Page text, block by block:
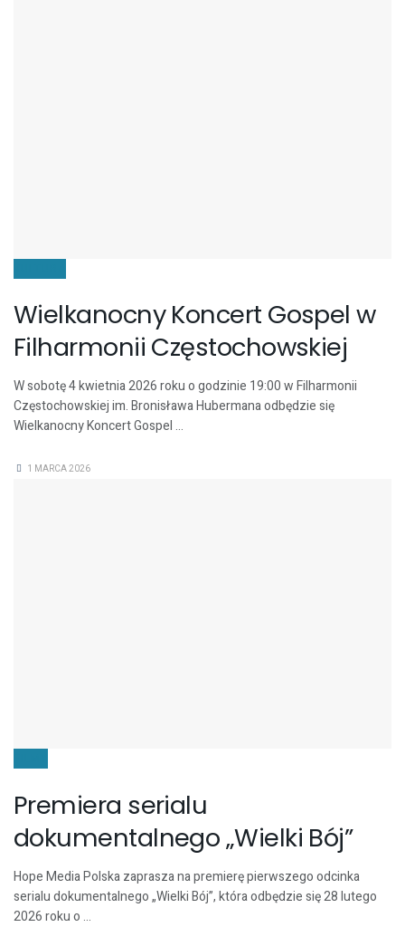
Wielkanocny Koncert Gospel w
Filharmonii Częstochowskiej
W sobotę 4 kwietnia 2026 roku o godzinie 19:00 w Filharmonii
Częstochowskiej im. Bronisława Hubermana odbędzie się
Wielkanocny Koncert Gospel ...
1 MARCA 2026
Premiera serialu
dokumentalnego „Wielki Bój”
Hope Media Polska zaprasza na premierę pierwszego odcinka
serialu dokumentalnego „Wielki Bój”, która odbędzie się 28 lutego
2026 roku o ...